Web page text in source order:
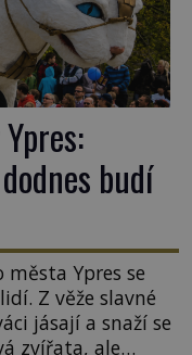
budí
Ypres se
Z věže slavné
jásají a snaží se
zvířata, ale